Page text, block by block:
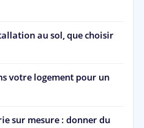
au sol, que choisir
votre logement pour un
sur mesure : donner du